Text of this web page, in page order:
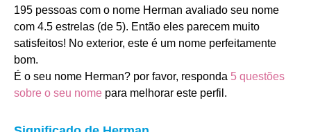
195 pessoas com o nome Herman avaliado seu nome
com 4.5 estrelas (de 5). Então eles parecem muito
satisfeitos! No exterior, este é um nome perfeitamente
bom.
É o seu nome Herman? por favor, responda 5 questões
sobre o seu nome para melhorar este perfil.